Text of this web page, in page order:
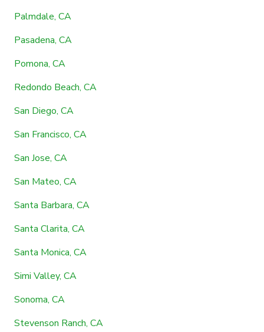
Palmdale, CA
Pasadena, CA
Pomona, CA
Redondo Beach, CA
San Diego, CA
San Francisco, CA
San Jose, CA
San Mateo, CA
Santa Barbara, CA
Santa Clarita, CA
Santa Monica, CA
Simi Valley, CA
Sonoma, CA
Stevenson Ranch, CA